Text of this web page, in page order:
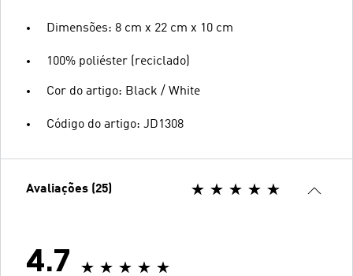
Dimensões: 8 cm x 22 cm x 10 cm
100% poliéster (reciclado)
Cor do artigo: Black / White
Código do artigo: JD1308
Avaliações (25)
4.7